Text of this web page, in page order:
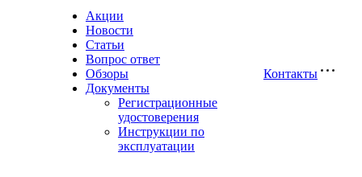
Акции
Новости
Статьи
Вопрос ответ
Обзоры
Документы
Регистрационные
удостоверения
Инструкции по
эксплуатации
Контакты